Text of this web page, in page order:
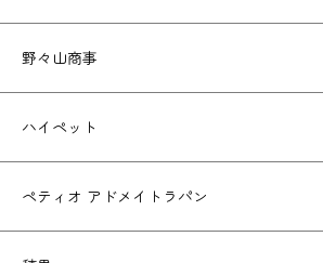
野々山商事
ハイペット
ペティオ アドメイトラパン